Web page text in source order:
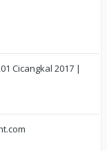
Cicangkal 2017 |